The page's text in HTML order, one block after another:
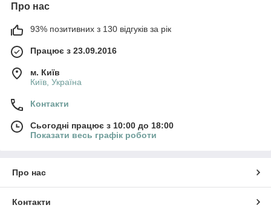
Про нас
93% позитивних з 130 відгуків за рік
Працює з 23.09.2016
м. Київ
Київ, Україна
Контакти
Сьогодні працює з 10:00 до 18:00
Показати весь графік роботи
Про нас
Контакти